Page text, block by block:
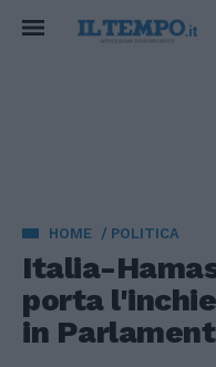
HOME POLITICA
Italia-
porta
in